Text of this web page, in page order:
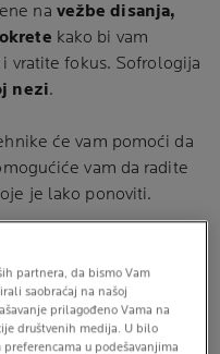
na vežbe disanja,
kako bi vam
vratite fokus. Sofrologija
nezi.
će vam pomoći da
vam da radite
je lako ponoviti.
partnera, da bismo Vam
saobraćaj na našoj
prilagođeno Vama na
društvenih medija. U bilo
u podešavanjima